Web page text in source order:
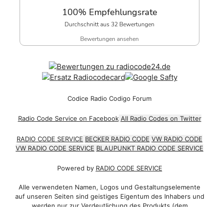
100% Empfehlungsrate
Durchschnitt aus 32 Bewertungen
Bewertungen ansehen
Codice Radio Codigo Forum
Radio Code Service on Facebook All Radio Codes on Twitter
RADIO CODE SERVICE BECKER RADIO CODE VW RADIO CODE
VW RADIO CODE SERVICE BLAUPUNKT RADIO CODE SERVICE
Powered by RADIO CODE SERVICE
Alle verwendeten Namen, Logos und Gestaltungselemente
auf unseren Seiten sind geistiges Eigentum des Inhabers und